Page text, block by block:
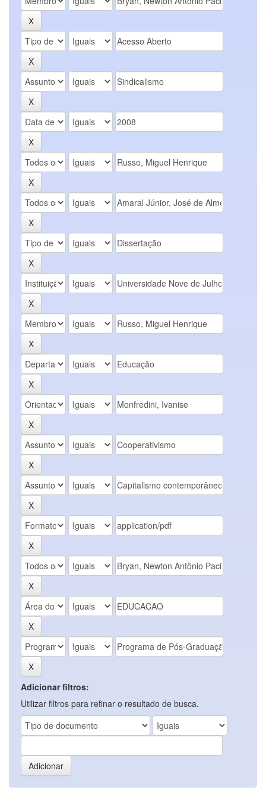
Adicionar filtros:
Utilizar filtros para refinar o resultado de busca.